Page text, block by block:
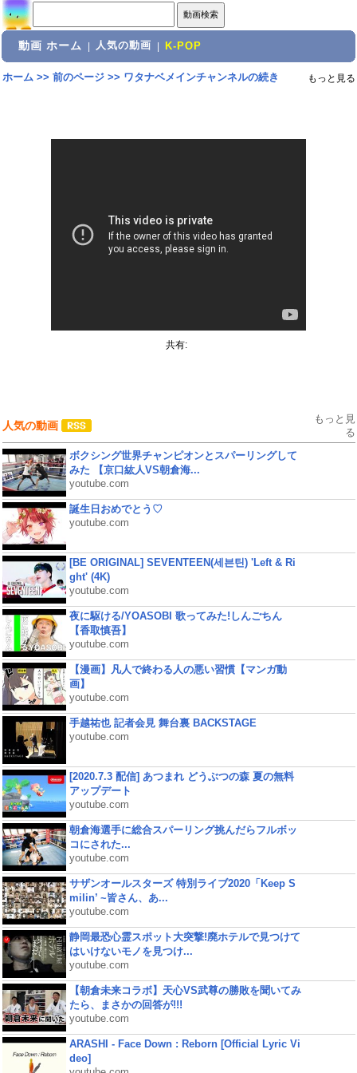
動画 ホーム 人気の動画 K-POP
ホーム>> 前のページ>> ワタナベメインチャンネルの続き もっと見る
共有:
人気の動画
もっと見
る
ボクシング世界チャンピオンとスパーリングして
みた 【京口紘人VS朝倉海...
youtube.com
誕生日おめでとう♡
youtube.com
[BE ORIGINAL] SEVENTEEN(세븐틴) 'Left & Ri
ght' (4K)
youtube.com
夜に駆ける/YOASOBI 歌ってみた!しんごちん
【香取慎吾】
youtube.com
【漫画】凡人で終わる人の悪い習慣【マンガ動
画】
youtube.com
手越祐也 記者会見 舞台裏 BACKSTAGE
youtube.com
[2020.7.3 配信] あつまれ どうぶつの森 夏の無料
アップデート
youtube.com
朝倉海選手に総合スパーリング挑んだらフルボッ
コにされた...
youtube.com
サザンオールスターズ 特別ライブ2020「Keep S
milin’ ~皆さん、あ...
youtube.com
静岡最恐心霊スポット大突撃!廃ホテルで見つけて
はいけないモノを見つけ...
youtube.com
【朝倉未来コラボ】天心VS武尊の勝敗を聞いてみ
たら、まさかの回答が!!!
youtube.com
ARASHI - Face Down : Reborn [Official Lyric Vi
deo]